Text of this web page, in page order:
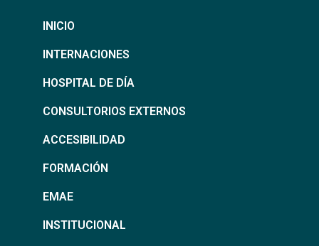
INICIO
INTERNACIONES
HOSPITAL DE DÍA
CONSULTORIOS EXTERNOS
ACCESIBILIDAD
FORMACIÓN
EMAE
INSTITUCIONAL